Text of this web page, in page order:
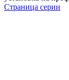
Страница серии